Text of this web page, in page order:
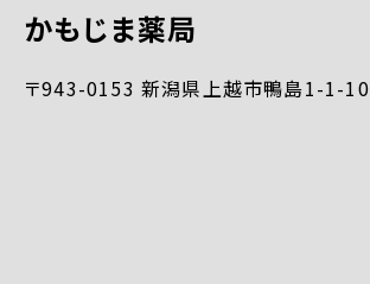
かもじま薬局
〒943-0153 新潟県上越市鴨島1-1-10